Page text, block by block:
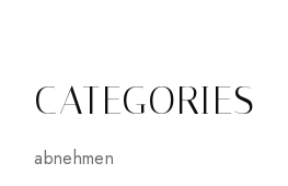
CATEGORIES
abnehmen